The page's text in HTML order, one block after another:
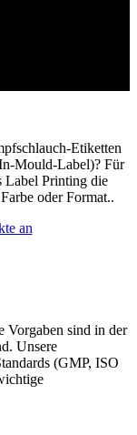
Etiketten
Mould-Label)? Für
Label Printing die
oder Format..
an
Vorgaben sind in der
Unsere
(GMP, ISO